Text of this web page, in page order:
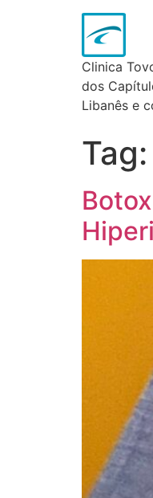
Clinica
dos
Libanês e
Tag: